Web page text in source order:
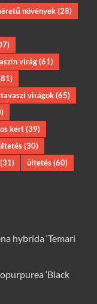
növények(28)
virág(61)
tavaszi virágok(65)
kert(39)
(30)
(31) ültetés(60)
hybrida ‘Temari
‘Black